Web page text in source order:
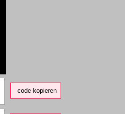
code kopieren